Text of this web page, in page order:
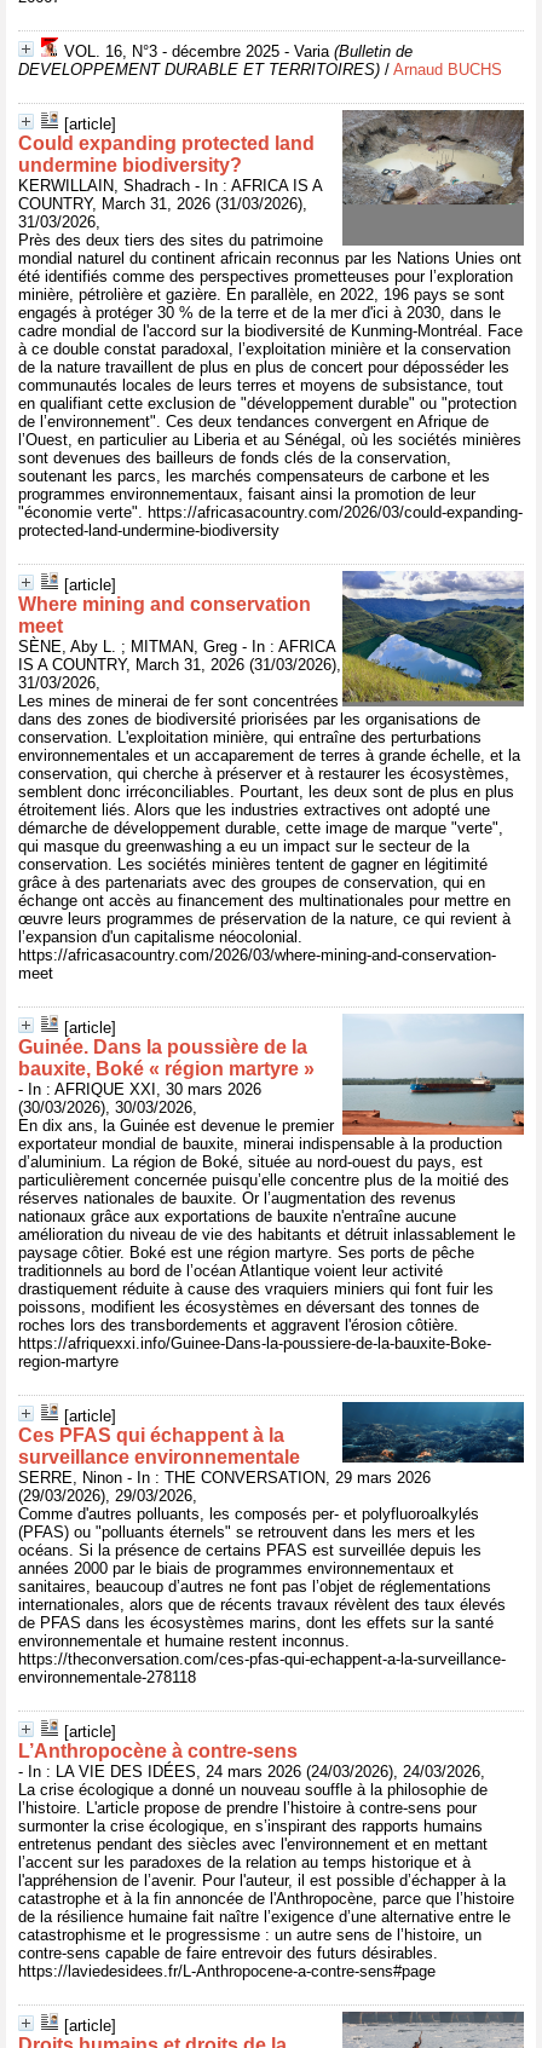
VOL. 16, N°3 - décembre 2025 - Varia(Bulletin de
DEVELOPPEMENT DURABLE ET TERRITOIRES) / Arnaud BUCHS
[article]
Could expanding protected land
undermine biodiversity?
KERWILLAIN, Shadrach - In : AFRICA IS A
COUNTRY, March 31, 2026 (31/03/2026),
31/03/2026,
Près des deux tiers des sites du patrimoine
mondial naturel du continent africain reconnus par les Nations Unies ont
été identifiés comme des perspectives prometteuses pour l’exploration
minière, pétrolière et gazière. En parallèle, en 2022, 196 pays se sont
engagés à protéger 30 % de la terre et de la mer d'ici à 2030, dans le
cadre mondial de l'accord sur la biodiversité de Kunming-Montréal. Face
à ce double constat paradoxal, l’exploitation minière et la conservation
de la nature travaillent de plus en plus de concert pour déposséder les
communautés locales de leurs terres et moyens de subsistance, tout
en qualifiant cette exclusion de "développement durable" ou "protection
de l’environnement". Ces deux tendances convergent en Afrique de
l’Ouest, en particulier au Liberia et au Sénégal, où les sociétés minières
sont devenues des bailleurs de fonds clés de la conservation,
soutenant les parcs, les marchés compensateurs de carbone et les
programmes environnementaux, faisant ainsi la promotion de leur
"économie verte". https://africasacountry.com/2026/03/could-expanding-
protected-land-undermine-biodiversity
[article]
Where mining and conservation
meet
SÈNE, Aby L. ; MITMAN, Greg - In : AFRICA
IS A COUNTRY, March 31, 2026 (31/03/2026),
31/03/2026,
Les mines de minerai de fer sont concentrées
dans des zones de biodiversité priorisées par les organisations de
conservation. L'exploitation minière, qui entraîne des perturbations
environnementales et un accaparement de terres à grande échelle, et la
conservation, qui cherche à préserver et à restaurer les écosystèmes,
semblent donc irréconciliables. Pourtant, les deux sont de plus en plus
étroitement liés. Alors que les industries extractives ont adopté une
démarche de développement durable, cette image de marque "verte",
qui masque du greenwashing a eu un impact sur le secteur de la
conservation. Les sociétés minières tentent de gagner en légitimité
grâce à des partenariats avec des groupes de conservation, qui en
échange ont accès au financement des multinationales pour mettre en
œuvre leurs programmes de préservation de la nature, ce qui revient à
l’expansion d'un capitalisme néocolonial.
https://africasacountry.com/2026/03/where-mining-and-conservation-
meet
[article]
Guinée. Dans la poussière de la
bauxite, Boké « région martyre »
- In : AFRIQUE XXI, 30 mars 2026
(30/03/2026), 30/03/2026,
En dix ans, la Guinée est devenue le premier
exportateur mondial de bauxite, minerai indispensable à la production
d’aluminium. La région de Boké, située au nord-ouest du pays, est
particulièrement concernée puisqu’elle concentre plus de la moitié des
réserves nationales de bauxite. Or l’augmentation des revenus
nationaux grâce aux exportations de bauxite n'entraîne aucune
amélioration du niveau de vie des habitants et détruit inlassablement le
paysage côtier. Boké est une région martyre. Ses ports de pêche
traditionnels au bord de l’océan Atlantique voient leur activité
drastiquement réduite à cause des vraquiers miniers qui font fuir les
poissons, modifient les écosystèmes en déversant des tonnes de
roches lors des transbordements et aggravent l'érosion côtière.
https://afriquexxi.info/Guinee-Dans-la-poussiere-de-la-bauxite-Boke-
region-martyre
[article]
Ces PFAS qui échappent à la
surveillance environnementale
SERRE, Ninon - In : THE CONVERSATION, 29 mars 2026
(29/03/2026), 29/03/2026,
Comme d'autres polluants, les composés per- et polyfluoroalkylés
(PFAS) ou "polluants éternels" se retrouvent dans les mers et les
océans. Si la présence de certains PFAS est surveillée depuis les
années 2000 par le biais de programmes environnementaux et
sanitaires, beaucoup d’autres ne font pas l’objet de réglementations
internationales, alors que de récents travaux révèlent des taux élevés
de PFAS dans les écosystèmes marins, dont les effets sur la santé
environnementale et humaine restent inconnus.
https://theconversation.com/ces-pfas-qui-echappent-a-la-surveillance-
environnementale-278118
[article]
L’Anthropocène à contre-sens
- In : LA VIE DES IDÉES, 24 mars 2026 (24/03/2026), 24/03/2026,
La crise écologique a donné un nouveau souffle à la philosophie de
l’histoire. L'article propose de prendre l’histoire à contre-sens pour
surmonter la crise écologique, en s’inspirant des rapports humains
entretenus pendant des siècles avec l'environnement et en mettant
l’accent sur les paradoxes de la relation au temps historique et à
l'appréhension de l’avenir. Pour l'auteur, il est possible d’échapper à la
catastrophe et à la fin annoncée de l'Anthropocène, parce que l’histoire
de la résilience humaine fait naître l’exigence d’une alternative entre le
catastrophisme et le progressisme : un autre sens de l’histoire, un
contre-sens capable de faire entrevoir des futurs désirables.
https://laviedesidees.fr/L-Anthropocene-a-contre-sens#page
[article]